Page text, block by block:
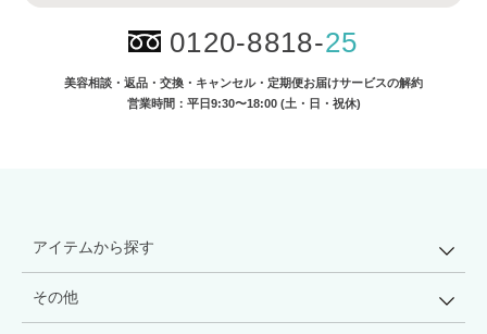
0120-8818-25
美容相談・返品・交換・キャンセル・ 定期便お届けサービスの解約
営業時間：平日9:30〜18:00 (土・日・祝休)
アイテムから探す
その他